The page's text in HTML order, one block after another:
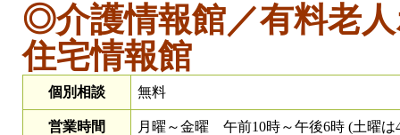
◎介護情報館／有料老
住宅情報館
個別相談 無料
営業時間
月曜～金曜 午前10時～午後6時 (土曜